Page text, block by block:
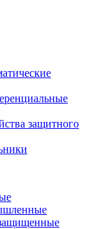
защитного